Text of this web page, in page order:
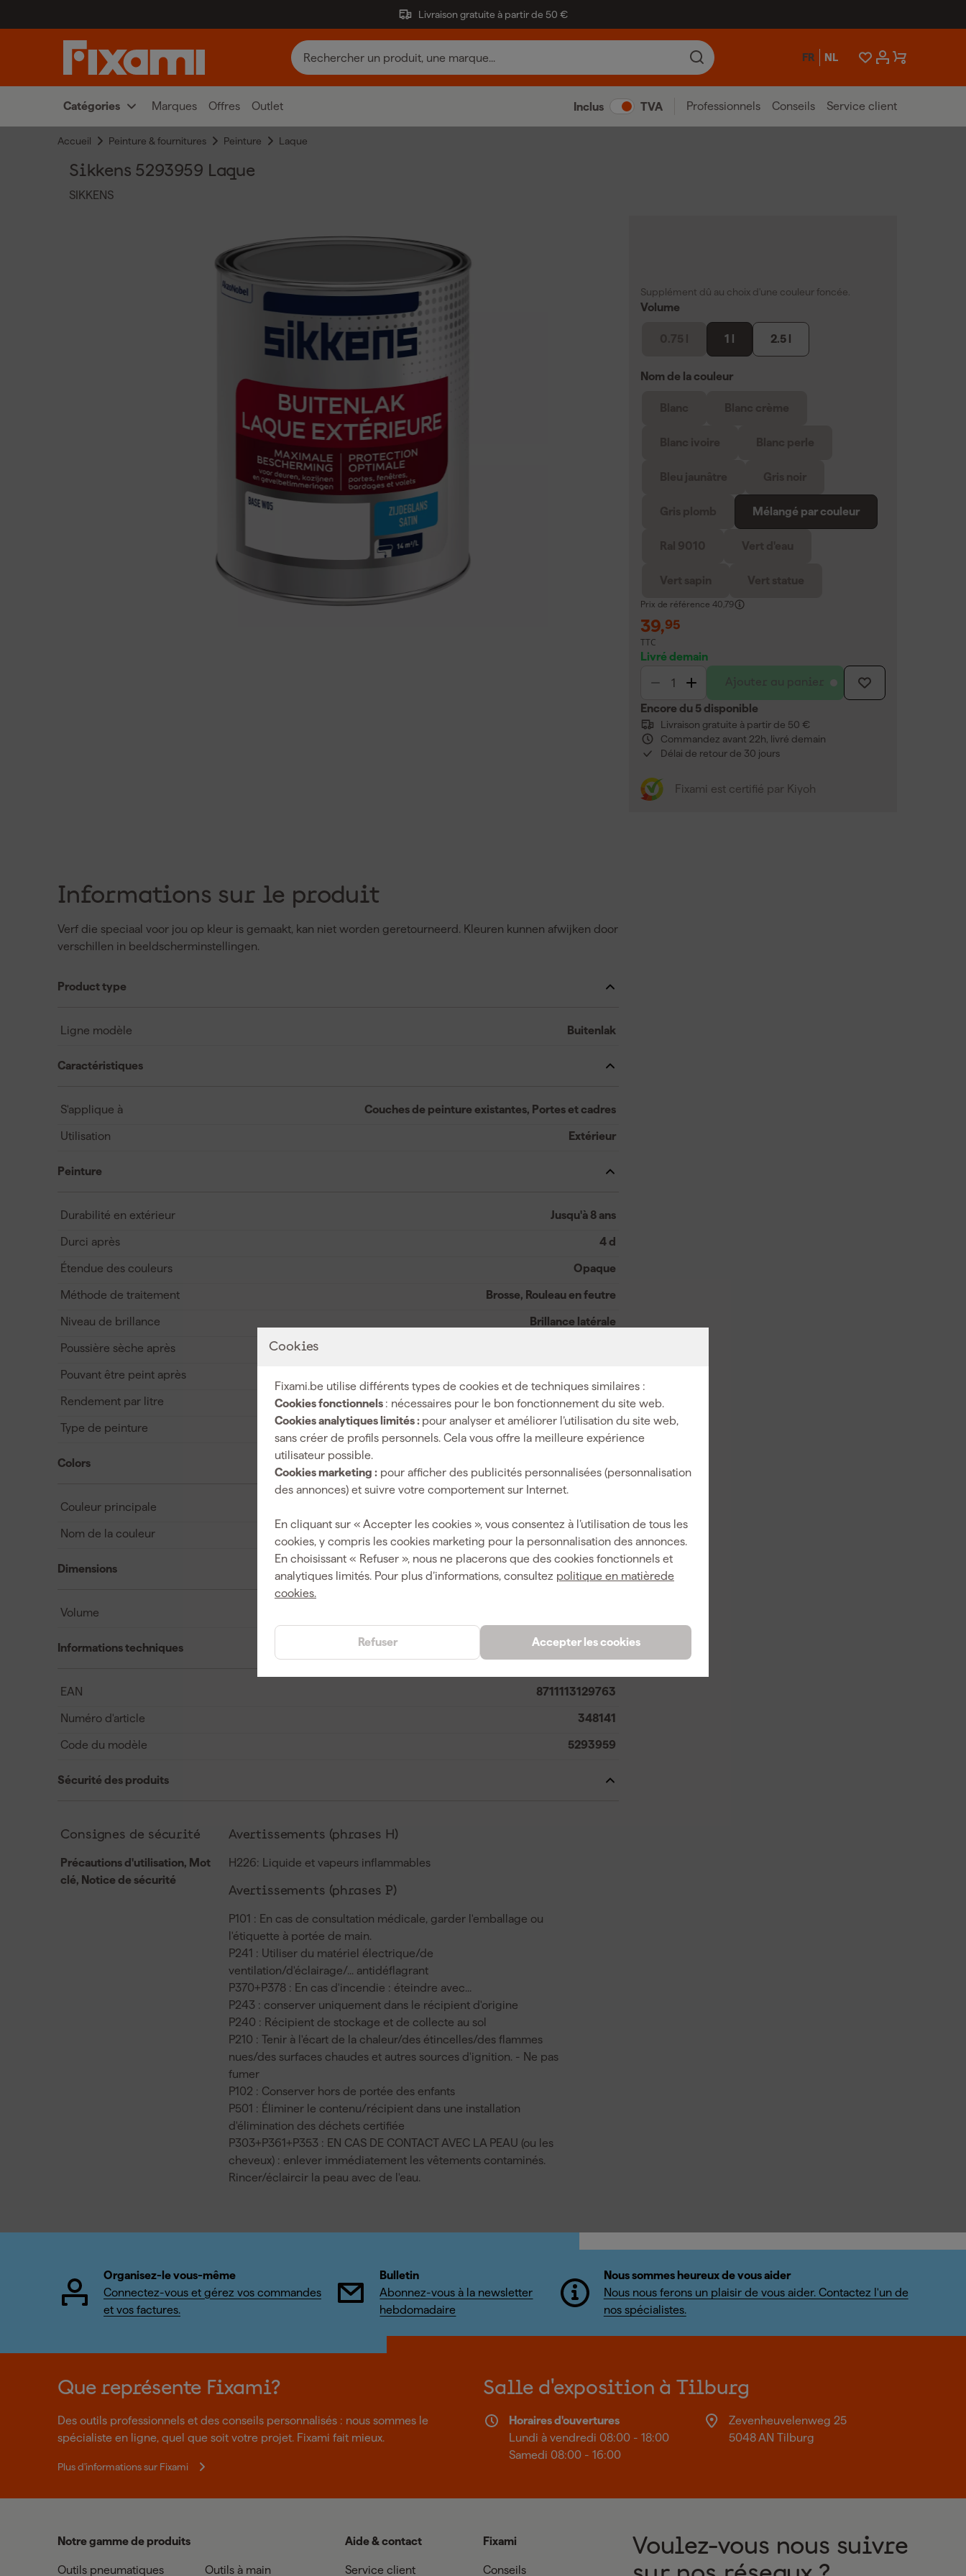
Livraison gratuite à partir de 50 €
FR NL
Catégories Marques Offres Outlet Inclus TVA Professionnels Conseils Service client
Accueil Peinture & fournitures Peinture Laque
Cookies
Fixami.be utilise différents types de cookies et de techniques similaires :
Cookies fonctionnels : nécessaires pour le bon fonctionnement du site web.
Cookies analytiques limités : pour analyser et améliorer l’utilisation du site web,
sans créer de profils personnels. Cela vous offre la meilleure expérience
utilisateur possible.
Cookies marketing : pour afficher des publicités personnalisées (personnalisation
des annonces) et suivre votre comportement sur Internet.
En cliquant sur « Accepter les cookies », vous consentez à l’utilisation de tous les
cookies, y compris les cookies marketing pour la personnalisation des annonces.
En choisissant « Refuser », nous ne placerons que des cookies fonctionnels et
analytiques limités. Pour plus d’informations, consultez politique en matièrede
cookies.
Accepter les cookies
Refuser
Sikkens 5293959 Laque
SIKKENS
Supplément dû au choix d'une couleur foncée.
Volume
1 l 2.5 l
Nom de la couleur
Mélangé par couleur
Prix de référence 40,79
39,95
TTC
Livré demain
Ajouter au panier
Encore du 5 disponible
Livraison gratuite à partir de 50 €
Commandez avant 22h, livré demain
Délai de retour de 30 jours
Fixami est certifié par Kiyoh
Informations sur le produit
Verf die speciaal voor jou op kleur is gemaakt, kan niet worden geretourneerd. Kleuren kunnen afwijken door
verschillen in beeldscherminstellingen.
Product type
Ligne modèle Buitenlak
Caractéristiques
S'applique à Couches de peinture existantes, Portes et cadres
Utilisation Extérieur
Peinture
Durabilité en extérieur Jusqu'à 8 ans
Durci après 4 d
Étendue des couleurs Opaque
Méthode de traitement Brosse, Rouleau en feutre
Niveau de brillance Brillance latérale
Poussière sèche après
Pouvant être peint après
Rendement par litre 14 m²/l
Type de peinture A base de white spirit (terebentine)
Colors
Couleur principale
Nom de la couleur
Dimensions
Volume
Informations techniques
EAN 8711113129763
Numéro d'article 348141
Code du modèle 5293959
Sécurité des produits
Consignes de sécurité
Précautions d'utilisation, Mot
clé, Notice de sécurité
Avertissements (phrases H)
H226: Liquide et vapeurs inflammables
Avertissements (phrases P)
P101 : En cas de consultation médicale, garder l'emballage ou
l'étiquette à portée de main.
P241 : Utiliser du matériel électrique/de
ventilation/d'éclairage/... antidéflagrant
P370+P378 : En cas d'incendie : éteindre avec...
P243 : conserver uniquement dans le récipient d'origine
P240 : Récipient de stockage et de collecte au sol
P210 : Tenir à l'écart de la chaleur/des étincelles/des flammes
nues/des surfaces chaudes et autres sources d'ignition. - Ne pas
fumer
P102 : Conserver hors de portée des enfants
P501 : Éliminer le contenu/récipient dans une installation
d'élimination des déchets certifiée
P303+P361+P353 : EN CAS DE CONTACT AVEC LA PEAU (ou les
cheveux) : enlever immédiatement les vêtements contaminés.
Rincer/éclaircir la peau avec de l'eau.
Organisez-le vous-même
Connectez-vous et gérez vos commandes
et vos factures.
Bulletin
Abonnez-vous à la newsletter
hebdomadaire
Nous sommes heureux de vous aider
Nous nous ferons un plaisir de vous aider. Contactez l'un de
nos spécialistes.
Que représente Fixami?
Des outils professionnels et des conseils personnalisés : nous sommes le
spécialiste en ligne, quel que soit votre projet. Fixami fait mieux.
Plus d'informations sur Fixami
Salle d'exposition à Tilburg
Horaires d'ouvertures
Lundi à vendredi 08:00 - 18:00
Samedi 08:00 - 16:00
Zevenheuvelenweg 25
5048 AN Tilburg
Notre gamme de produits
Outils pneumatiques Outils à main
Aide & contact
Service client
Fixami
Conseils
Voulez-vous nous suivre